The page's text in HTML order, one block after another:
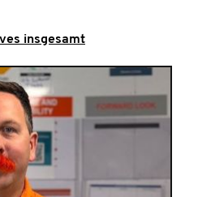
insgesamt